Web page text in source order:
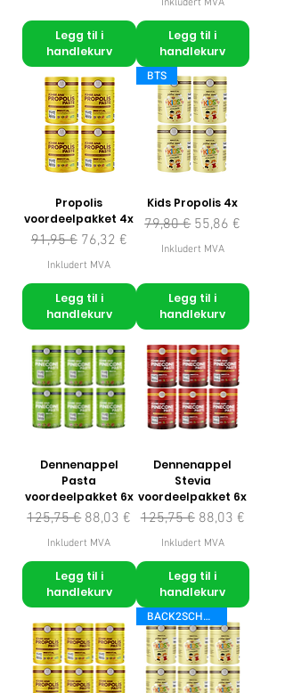
Legg til i
handlekurv
Inkludert MVA
Legg til i
handlekurv
Propolis
voordeelpakket 4x
Vanlig pris
91,95 € Salgspris
76,32 €
Inkludert MVA
Legg til i
handlekurv
BTS
Kids Propolis 4x
Vanlig pris
79,80 € Salgspris
55,86 €
Inkludert MVA
Legg til i
handlekurv
Dennenappel
Pasta
voordeelpakket 6x
Vanlig pris
125,75 € Salgspris
88,03 €
Inkludert MVA
Legg til i
handlekurv
Dennenappel
Stevia
voordeelpakket 6x
Vanlig pris
125,75 € Salgspris
88,03 €
Inkludert MVA
Legg til i
handlekurv
BACK2SCHOOL